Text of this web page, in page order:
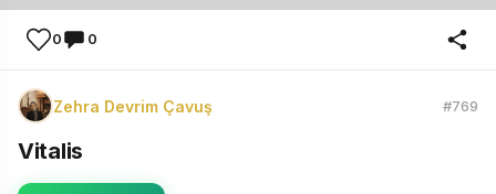
0 0
Zehra Devrim Çavuş #769
Vitalis